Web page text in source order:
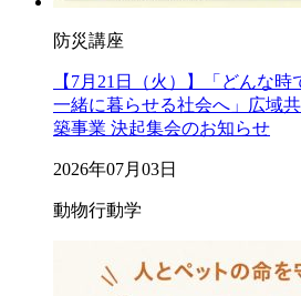
防災講座
【7月21日（火）】「どんな時
一緒に暮らせる社会へ」広域
築事業 決起集会のお知らせ
2026年07月03日
動物行動学